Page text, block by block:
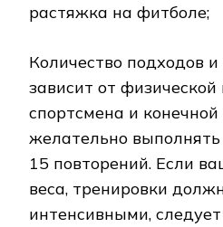
растяжка на фитболе;
Количество подходов
зависит от физической
спортсмена и
желательно
15 повторений. Если
веса, тренировки
интенсивными,